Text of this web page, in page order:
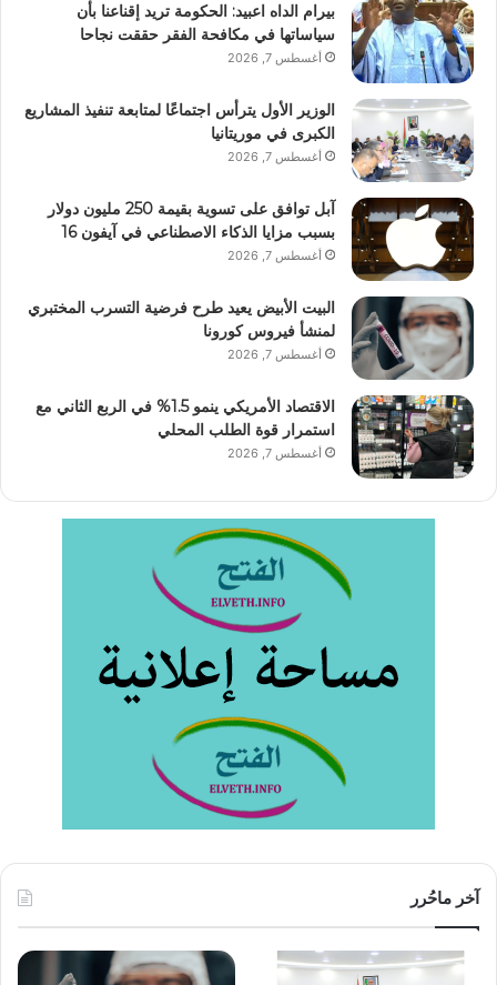
بيرام الداه اعبيد: الحكومة تريد إقناعنا بأن
سياساتها في مكافحة الفقر حققت نجاحا
أغسطس 7, 2026
الوزير الأول يترأس اجتماعًا لمتابعة تنفيذ المشاريع
الكبرى في موريتانيا
أغسطس 7, 2026
آبل توافق على تسوية بقيمة 250 مليون دولار
بسبب مزايا الذكاء الاصطناعي في آيفون 16
أغسطس 7, 2026
البيت الأبيض يعيد طرح فرضية التسرب المختبري
لمنشأ فيروس كورونا
أغسطس 7, 2026
الاقتصاد الأمريكي ينمو 1.5% في الربع الثاني مع
استمرار قوة الطلب المحلي
أغسطس 7, 2026
آخر ماحُرر